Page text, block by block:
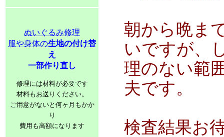
ぬいぐるみ修理
服や身体の生地の付け替
え
一部作り直し
修理には材料が必要です
材料もお送りください。
ご用意がないと何ヶ月もかか
り
費用も高額になります
朝から晩ま
いですが、
理のない範
夫です。
検査結果お